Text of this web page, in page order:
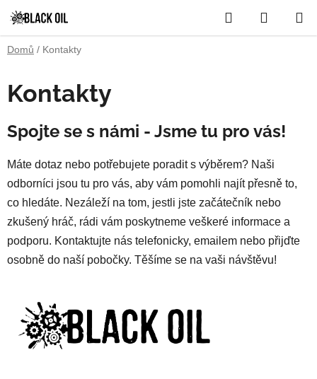
na
obsah
Hledat
KOŠÍK
Domů / Kontakty
Kontakty
Spojte se s námi - Jsme tu pro vás!
Máte dotaz nebo potřebujete poradit s výběrem? Naši
odborníci jsou tu pro vás, aby vám pomohli najít přesně to,
co hledáte. Nezáleží na tom, jestli jste začátečník nebo
zkušený hráč, rádi vám poskytneme veškeré informace a
podporu. Kontaktujte nás telefonicky, emailem nebo přijďte
osobně do naší pobočky. Těšíme se na vaši návštěvu!